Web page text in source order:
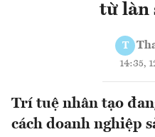
từ làn
T
14:35,
Trí tuệ nhân tạo
cách doanh nghiệp